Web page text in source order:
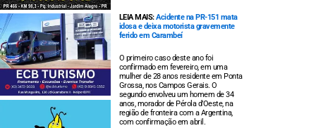
LEIA MAIS:Acidente na PR-151 mata
idosa e deixa motorista gravemente
ferido em Carambeí
O primeiro caso deste ano foi
confirmado em fevereiro, em uma
mulher de 28 anos residente em Ponta
Grossa, nos Campos Gerais. O
segundo envolveu um homem de 34
anos, morador de Pérola d’Oeste, na
região de fronteira com a Argentina,
com confirmação em abril.